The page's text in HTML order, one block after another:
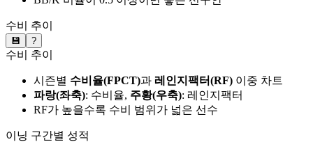
수비 추이
💾 ?
수비 추이
시즌별 수비율(FPCT)과 레인지팩터(RF) 이중 차트
파랑(좌축): 수비율, 주황(우축): 레인지팩터
RF가 높을수록 수비 범위가 넓은 선수
이닝 구간별 성적